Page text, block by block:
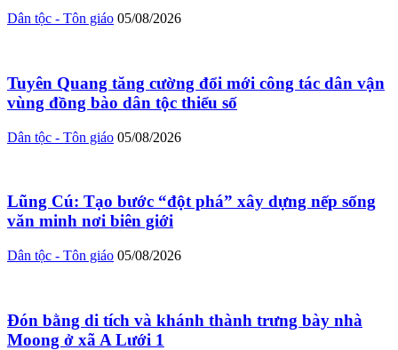
Dân tộc - Tôn giáo 05/08/2026
Tuyên Quang tăng cường đổi mới công tác dân vận
vùng đồng bào dân tộc thiểu số
Dân tộc - Tôn giáo 05/08/2026
Lũng Cú: Tạo bước “đột phá” xây dựng nếp sống
văn minh nơi biên giới
Dân tộc - Tôn giáo 05/08/2026
Đón bằng di tích và khánh thành trưng bày nhà
Moong ở xã A Lưới 1